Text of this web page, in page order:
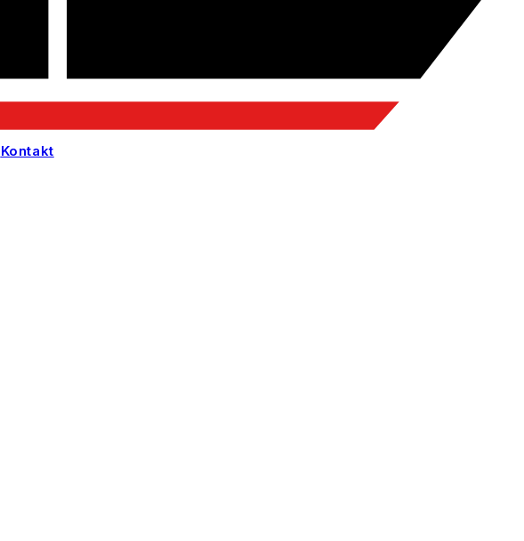
Kontakt